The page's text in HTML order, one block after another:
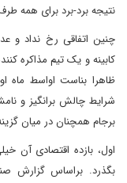
نتیجه برد-برد برای همه
چنین اتفاقی رخ نداد
کابینه و یک تیم مذاکره
ظاهرا بناست اواسط ماه
شرایط چالش برانگیز و
برجام همچنان در میان
اول، بازده اقتصادی آن